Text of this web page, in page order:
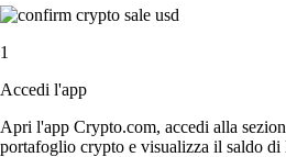
1
Accedi l'app
Apri l'app Crypto.com, accedi alla
portafoglio crypto e visualizza il saldo di